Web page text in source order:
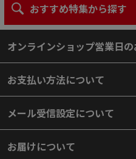
おすすめ特集から探す
オンラインショップ営業日
お支払い方法について
メール受信設定について
お届けについて